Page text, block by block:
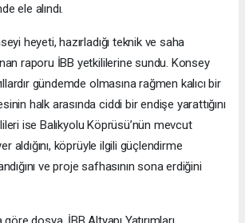
ele alındı.
heyeti, hazırladığı teknik ve saha
raporu İBB yetkililerine sundu. Konsey
gündemde olmasına rağmen kalıcı bir
halk arasında ciddi bir endişe yarattığını
ise Balıkyolu Köprüsü’nün mevcut
aldığını, köprüyle ilgili güçlendirme
ve proje safhasının sona erdiğini